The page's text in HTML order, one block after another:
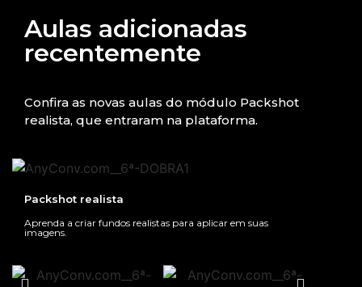
Aulas adicionadas
recentemente
Confira as novas aulas do módulo Packshot
realista, que entraram na plataforma.
Packshot realista
Aprenda a criar fundos realistas para aplicar em suas
imagens.